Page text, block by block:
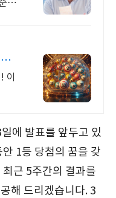
증
이
에 발표를 앞두고 있
1등 당첨의 꿈을 갖
근 5주간의 결과를
해 드리겠습니다. 3